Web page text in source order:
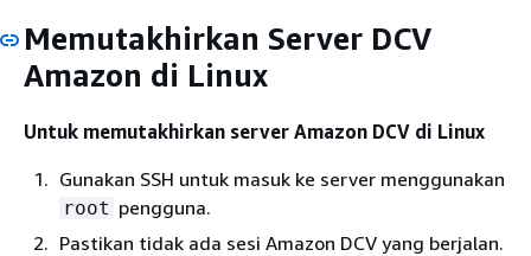
Memutakhirkan Server DCV
Amazon di Linux
Untuk memutakhirkan server Amazon DCV di Linux
Gunakan SSH untuk masuk ke server menggunakan
root pengguna.
Pastikan tidak ada sesi Amazon DCV yang berjalan.